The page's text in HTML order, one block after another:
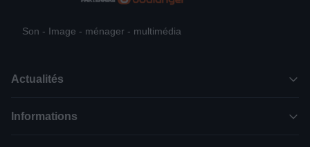
Son - Image - ménager - multimédia
Actualités
Informations